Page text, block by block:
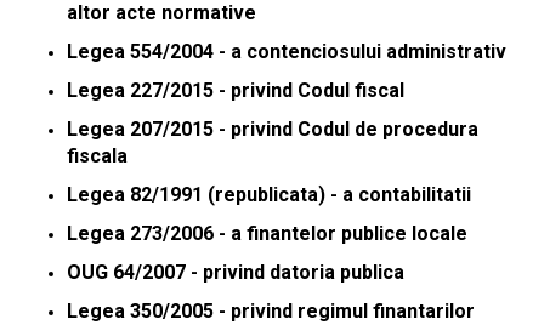
altor acte normative
Legea 554/2004 - a contenciosului administrativ
Legea 227/2015 - privind Codul fiscal
Legea 207/2015 - privind Codul de procedura
fiscala
Legea 82/1991 (republicata) - a contabilitatii
Legea 273/2006 - a finantelor publice locale
OUG 64/2007 - privind datoria publica
Legea 350/2005 - privind regimul finantarilor